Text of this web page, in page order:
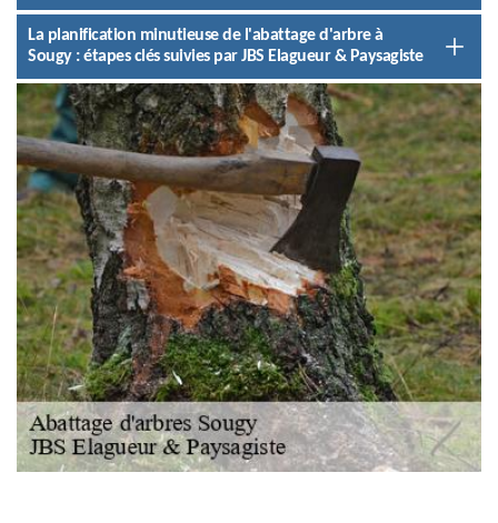
La planification minutieuse de l'abattage d'arbre à
Sougy : étapes clés suivies par JBS Elagueur & Paysagiste